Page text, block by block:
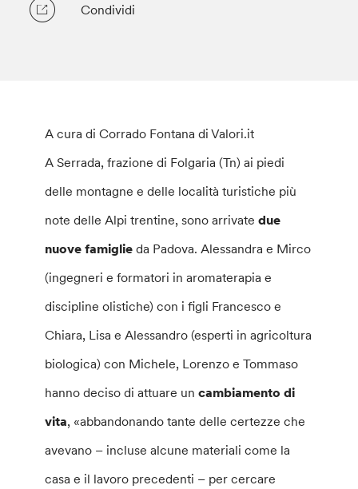
Condividi
A cura di Corrado Fontana di Valori.it
A Serrada, frazione di Folgaria (Tn) ai piedi
delle montagne e delle località turistiche più
note delle Alpi trentine, sono arrivatedue
nuove famiglie da Padova. Alessandra e Mirco
(ingegneri e formatori in aromaterapia e
discipline olistiche) con i figli Francesco e
Chiara, Lisa e Alessandro (esperti in agricoltura
biologica) con Michele, Lorenzo e Tommaso
hanno deciso di attuare uncambiamento di
vita, «abbandonando tante delle certezze che
avevano – incluse alcune materiali come la
casa e il lavoro precedenti – per cercare